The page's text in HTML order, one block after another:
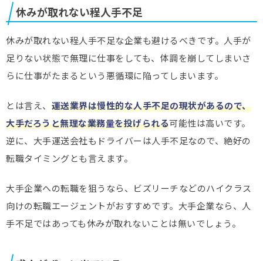
休みが取れない程人手不足
休みが取れない程人手不足な企業も避けるべきです。人手が
足りない状態で無理に仕事をしても、体調を崩してしまいさ
らに仕事がたまるという悪循環に陥ってしまいます。
とは言え、 運送業界は慢性的な人手不足の現状があるので、
大手だろうと無理な業務量を投げられる可能性は高いです。
逆に、大手運送会社もドライバーは人手不足なので、絶好の
転職タイミングとも言えます。
大手企業への転職を狙うなら、ビズリーチなどのハイクラス
向けの転職エージェントがおすすめです。大手企業なら、人
手不足ではあっても休みが取れないことは無いでしょう。